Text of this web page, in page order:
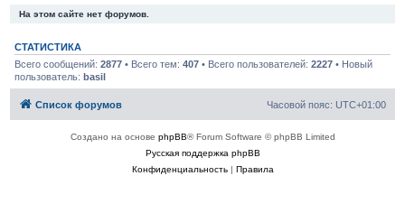
На этом сайте нет форумов.
СТАТИСТИКА
Всего сообщений: 2877• Всего тем: 407• Всего пользователей: 2227• Новый
пользователь: basil
Список форумов Часовой пояс: UTC+01:00
Создано на основе phpBB® Forum Software © phpBB Limited
Русская поддержка phpBB
Конфиденциальность| Правила